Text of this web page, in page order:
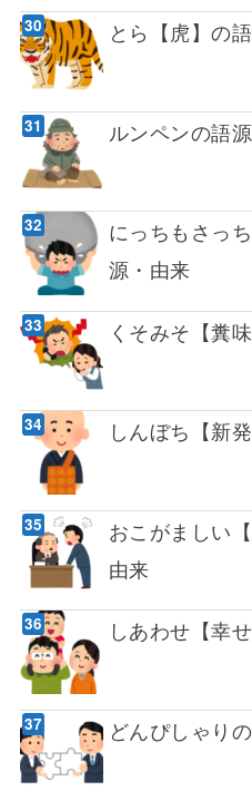
とら【虎】の
ルンペンの語
にっちもさっ
源・由来
くそみそ【糞
しんぼち【新
おこがましい
由来
しあわせ【幸
どんぴしゃり